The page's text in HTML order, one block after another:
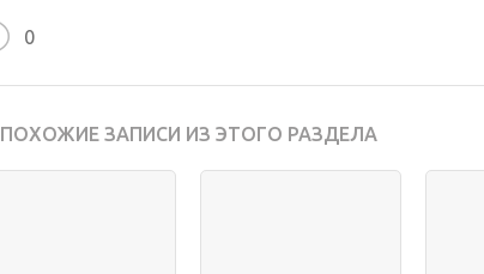
0
ПОХОЖИЕ ЗАПИСИ ИЗ ЭТОГО РАЗДЕЛА